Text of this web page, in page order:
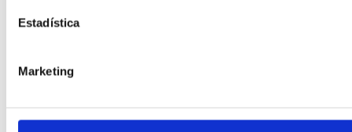
Estadística
Marketing
Aviso Legal
Política de cookies